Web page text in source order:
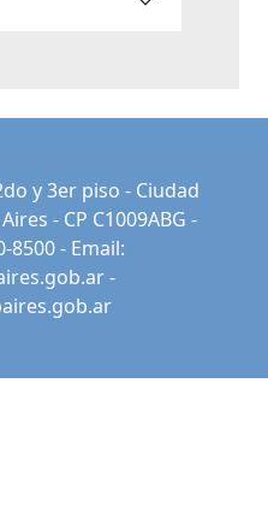
y 3er piso - Ciudad
- CP C1009ABG -
8500 - Email:
-